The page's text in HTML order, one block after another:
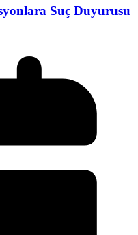
Suç Duyurusu